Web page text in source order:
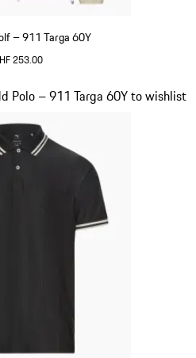
– 911 Targa 60Y
253.00
Polo – 911 Targa 60Y to wishlist